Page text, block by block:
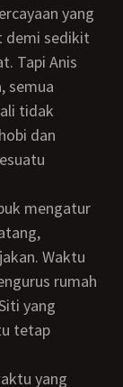
demi sedikit
Tapi Anis
semua
tidak
dan
Waktu
rumah
yang
tetap